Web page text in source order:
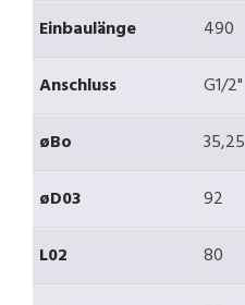
Einbaulänge
490
Anschluss
G1/2"
øBo
35,25
øD03
92
L02
80